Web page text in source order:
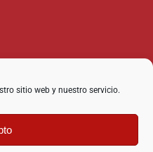
sitio web y nuestro servicio.